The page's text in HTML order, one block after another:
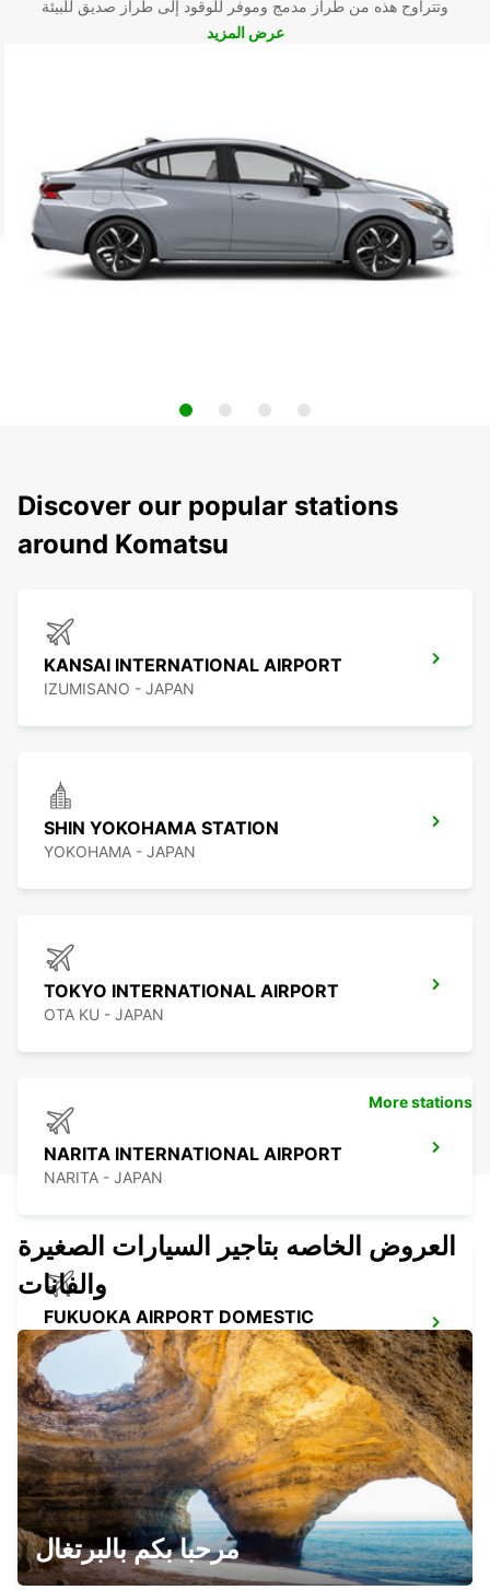
وتتراوح هذه من طراز مدمج وموفر للوقود إلى طراز صديق للبيئة
عرض المزيد
Discover our popular stations
around Komatsu
KANSAI INTERNATIONAL AIRPORT
IZUMISANO - JAPAN
SHIN YOKOHAMA STATION
YOKOHAMA - JAPAN
TOKYO INTERNATIONAL AIRPORT
OTA KU - JAPAN
NARITA INTERNATIONAL AIRPORT
NARITA - JAPAN
FUKUOKA AIRPORT DOMESTIC
TERMINAL
FUKUOKA - JAPAN
FUKUOKA AIRPORT INTERNATIONAL
TERMINAL
FUKUOKA - JAPAN
More stations
العروض الخاصه بتاجير السيارات الصغيرة
والفانات
مرحبا بكم بالبرتغال